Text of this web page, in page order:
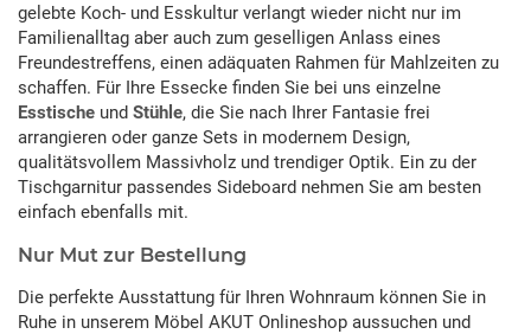
gelebte Koch- und Esskultur verlangt wieder nicht nur im
Familienalltag aber auch zum geselligen Anlass eines
Freundestreffens, einen adäquaten Rahmen für Mahlzeiten zu
schaffen. Für Ihre Essecke finden Sie bei uns einzelne
Esstische und Stühle, die Sie nach Ihrer Fantasie frei
arrangieren oder ganze Sets in modernem Design,
qualitätsvollem Massivholz und trendiger Optik. Ein zu der
Tischgarnitur passendes Sideboard nehmen Sie am besten
einfach ebenfalls mit.
Nur Mut zur Bestellung
Die perfekte Ausstattung für Ihren Wohnraum können Sie in
Ruhe in unserem Möbel AKUT Onlineshop aussuchen und